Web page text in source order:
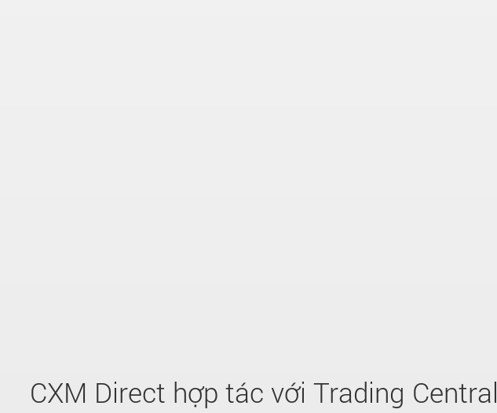
CXM Direct hợp tác với Trading Central